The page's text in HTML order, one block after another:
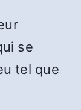
se
tel que